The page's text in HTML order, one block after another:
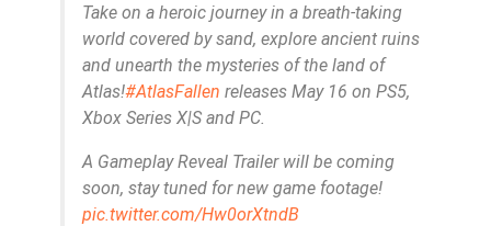
Take on a heroic journey in a breath-taking
world covered by sand, explore ancient ruins
and unearth the mysteries of the land of
Atlas!#AtlasFallen releases May 16 on PS5,
Xbox Series X|S and PC.
A Gameplay Reveal Trailer will be coming
soon, stay tuned for new game footage!
pic.twitter.com/Hw0orXtndB